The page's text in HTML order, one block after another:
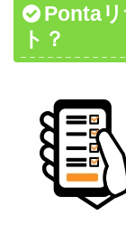
Ponta
ト？